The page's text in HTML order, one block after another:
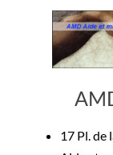
17 Pl. de